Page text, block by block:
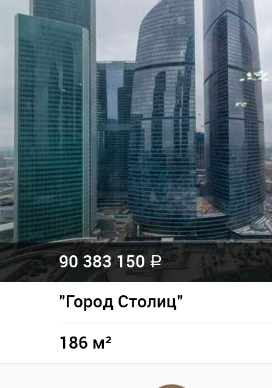
90 383 150 a
"Город Столиц"
186 м²